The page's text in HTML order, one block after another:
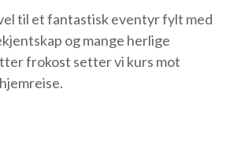
til et fantastisk eventyr fylt med
og mange herlige
frokost setter vi kurs mot